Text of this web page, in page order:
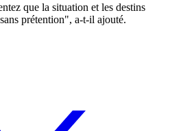
que la situation et les destins
prétention", a-t-il ajouté.